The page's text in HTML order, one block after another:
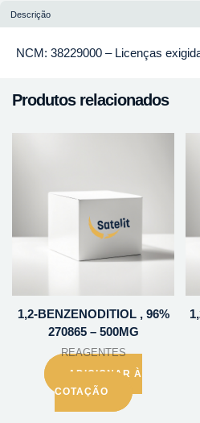
Descrição
NCM: 38229000 – Licenças
Produtos relacionados
1,2-BENZENODITIOL , 96%
270865 – 500MG
REAGENTES
ADICIONAR À
COTAÇÃO